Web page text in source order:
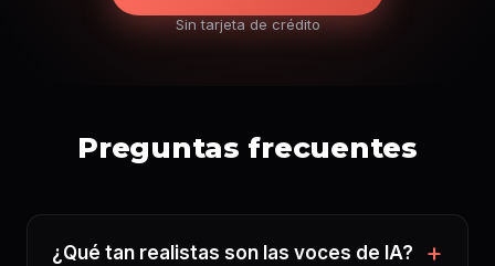
Sin tarjeta de crédito
Preguntas frecuentes
¿Qué tan realistas son las voces de IA?